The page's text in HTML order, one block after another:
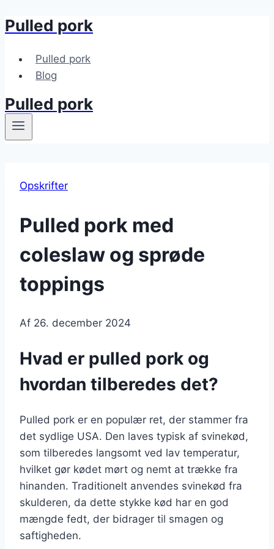
Fortsæt
indhold
Pulled pork
Pulled pork
Blog
Pulled pork
Opskrifter
Pulled pork med
coleslaw og sprøde
toppings
Af 26. december 2024
Hvad er pulled pork og
hvordan tilberedes det?
Pulled pork er en populær ret, der stammer fra
det sydlige USA. Den laves typisk af svinekød,
som tilberedes langsomt ved lav temperatur,
hvilket gør kødet mørt og nemt at trække fra
hinanden. Traditionelt anvendes svinekød fra
skulderen, da dette stykke kød har en god
mængde fedt, der bidrager til smagen og
saftigheden.